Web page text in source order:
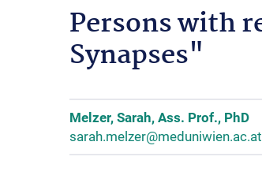
Persons with
Synapses"
Melzer, Sarah, Ass. Prof., PhD
sarah.melzer@meduniwien.ac.at